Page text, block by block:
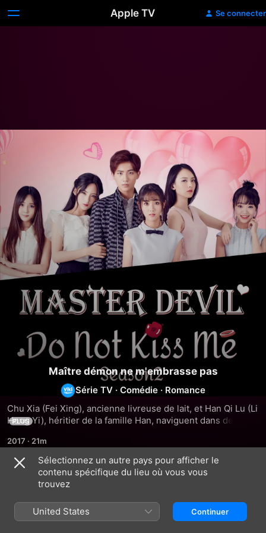
Apple TV Se connecter
Maître démon ne m'embrasse pas
Série TV · Comédie · Romance
Chu Xia (Fei Xing), ancienne livreuse de lait, et Han Qi Lu (Li
Hong Yi), héritier de la famille Han, naviguent dans des
d'élite où Han Qi Lu est connu comme le redoutable «
Maître Diable ». Tandis que des rivaux amoureux surgissent
et que les tensions s'intensifient, Chu Xia fait face à des
défis inattendus, dont un mystérieux enlèvement qui met à
caché de Chu Xia, dévoilant des secrets sur son identité
véritable et l'histoire de son père. Les instincts protecteurs
PLUS
2017 · 21m
Saison 1
Sélectionnez un autre pays pour afficher le
contenu spécifique du lieu où vous vous
trouvez
United States Continuer